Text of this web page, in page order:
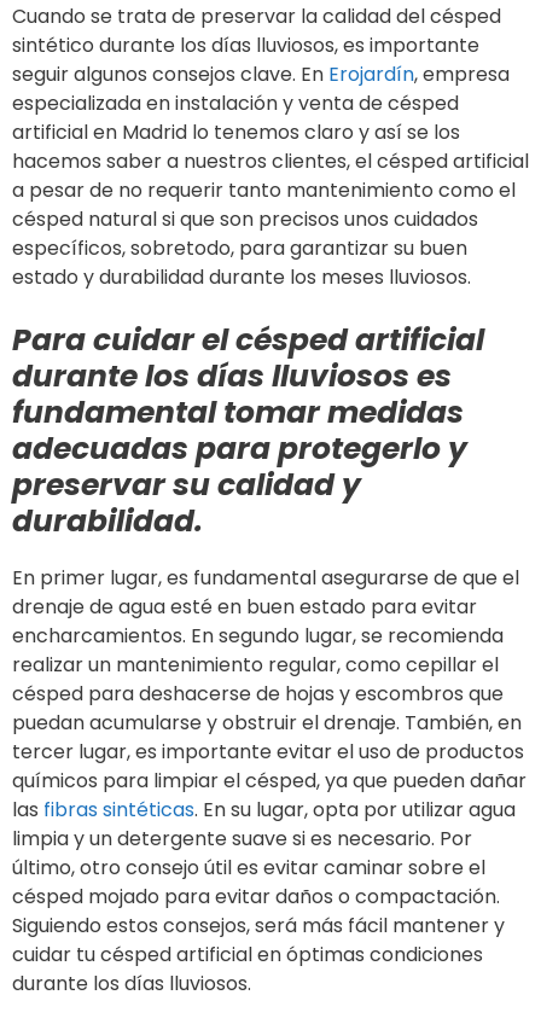
Cuando se trata de preservar la calidad del césped
sintético durante los días lluviosos, es importante
seguir algunos consejos clave. En Erojardín, empresa
especializada en instalación y venta de césped
artificial en Madrid lo tenemos claro y así se los
hacemos saber a nuestros clientes, el césped artificial
a pesar de no requerir tanto mantenimiento como el
césped natural si que son precisos unos cuidados
específicos, sobretodo, para garantizar su buen
estado y durabilidad durante los meses lluviosos.
Para cuidar el césped artificial
durante los días lluviosos es
fundamental tomar medidas
adecuadas para protegerlo y
preservar su calidad y
durabilidad.
En primer lugar, es fundamental asegurarse de que el
drenaje de agua esté en buen estado para evitar
encharcamientos. En segundo lugar, se recomienda
realizar un mantenimiento regular, como cepillar el
césped para deshacerse de hojas y escombros que
puedan acumularse y obstruir el drenaje. También, en
tercer lugar, es importante evitar el uso de productos
químicos para limpiar el césped, ya que pueden dañar
las fibras sintéticas. En su lugar, opta por utilizar agua
limpia y un detergente suave si es necesario. Por
último, otro consejo útil es evitar caminar sobre el
césped mojado para evitar daños o compactación.
Siguiendo estos consejos, será más fácil mantener y
cuidar tu césped artificial en óptimas condiciones
durante los días lluviosos.